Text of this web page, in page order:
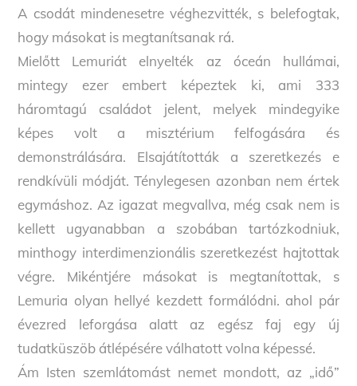
A csodát mindenesetre véghezvitték, s belefogtak,
hogy másokat is megtanítsanak rá.
Mielőtt Lemuriát elnyelték az óceán hullámai,
mintegy ezer embert képeztek ki, ami 333
háromtagú családot jelent, melyek mindegyike
képes volt a misztérium felfogására és
demonstrálására. Elsajátították a szeretkezés e
rendkívüli módját. Ténylegesen azonban nem értek
egymáshoz. Az igazat megvallva, még csak nem is
kellett ugyanabban a szobában tartózkodniuk,
minthogy interdimenzionális szeretkezést hajtottak
végre. Mikéntjére másokat is megtanítottak, s
Lemuria olyan hellyé kezdett formálódni. ahol pár
évezred leforgása alatt az egész faj egy új
tudatküszöb átlépésére válhatott volna képessé.
Ám Isten szemlátomást nemet mondott, az „idő”